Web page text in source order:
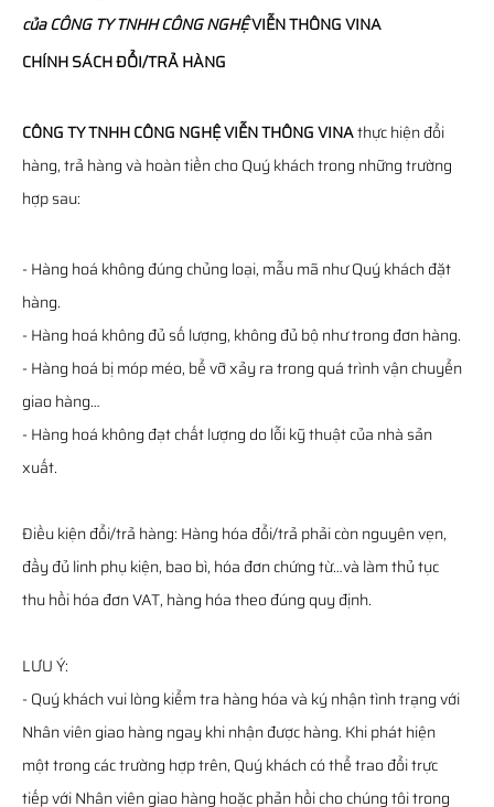
củaCÔNG TY TNHH CÔNG NGHỆVIỄN THÔNGVINA
CHÍNH SÁCH ĐỔI/TRẢ HÀNG
CÔNG TY TNHH CÔNG NGHỆ VIỄN THÔNG VINAthực hiện đổi
hàng, trả hàng và hoàn tiền cho Quý khách trong những trường
hợp sau:
- Hàng hoá không đúng chủng loại, mẫu mã như Quý khách đặt
hàng.
- Hàng hoá không đủ số lượng, không đủ bộ như trong đơn hàng.
- Hàng hoá bị móp méo, bể vỡ xảy ra trong quá trình vận chuyển
giao hàng…
- Hàng hoá không đạt chất lượng do lỗi kỹ thuật của nhà sản
xuất.
Điều kiện đổi/trả hàng: Hàng hóa đổi/trả phải còn nguyên vẹn,
đầy đủ linh phụ kiện, bao bì, hóa đơn chứng từ…và làm thủ tục
thu hồi hóa đơn VAT, hàng hóa theo đúng quy định.
LƯU Ý:
- Quý khách vui lòng kiểm tra hàng hóa và ký nhận tình trạng với
Nhân viên giao hàng ngay khi nhận được hàng. Khi phát hiện
một trong các trường hợp trên, Quý khách có thể trao đổi trực
tiếp với Nhân viên giao hàng hoặc phản hồi cho chúng tôi trong